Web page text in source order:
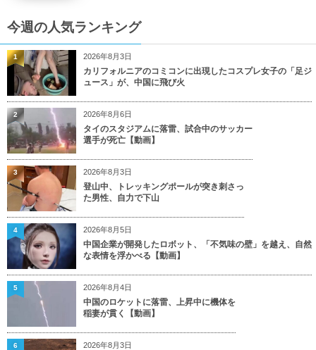
今週の人気ランキング
2026年8月3日
カリフォルニアのコミコンに出現したコスプレ女子の「足ジ
ュース」が、中国に飛び火
1
2026年8月6日
タイのスタジアムに落雷、試合中のサッカー
選手が死亡【動画】
2
2026年8月3日
登山中、トレッキングポールが突き刺さっ
た男性、自力で下山
3
2026年8月5日
中国企業が開発したロボット、「不気味の壁」を越え、自然
な表情を浮かべる【動画】
4
2026年8月4日
中国のロケットに落雷、上昇中に機体を
稲妻が貫く【動画】
5
2026年8月3日
6